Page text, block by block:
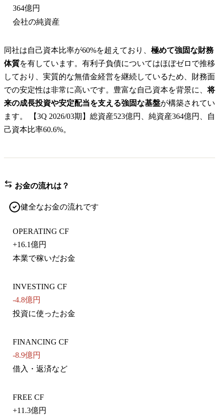
364億円
会社の純資産
同社は自己資本比率が60%を超えており、 極めて強固な財務
体質を有しています。有利子負債についてはほぼゼロで推移
しており、実質的な無借金経営を継続しているため、財務面
での安定性は非常に高いです。豊富な自己資本を背景に、将
来の成長投資や安定配当を支える強固な基盤が構築されてい
ます。 【3Q 2026/03期】総資産523億円、純資産364億円、自
己資本比率60.6%。
お金の流れは？
健全なお金の流れです
OPERATING CF
+16.1億円
本業で稼いだお金
INVESTING CF
-4.8億円
投資に使ったお金
FINANCING CF
-8.9億円
借入・返済など
FREE CF
+11.3億円